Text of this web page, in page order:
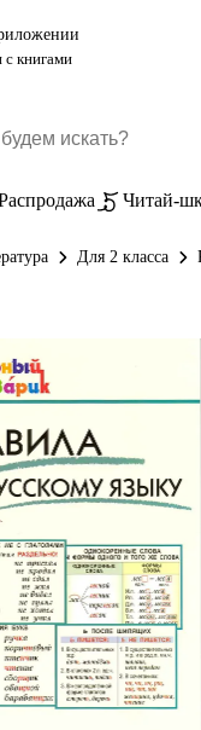
с книгами
Читай-
Для 2 класса